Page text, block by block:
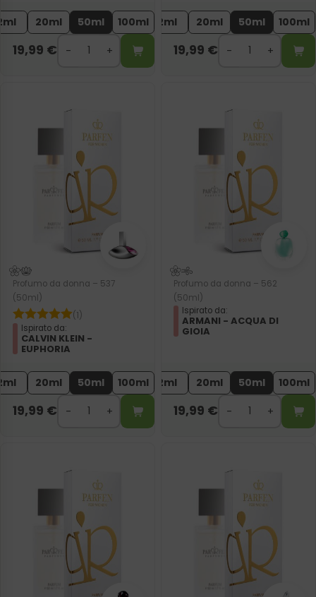
20ml 50ml 100ml
19,99 €
2ml 20ml 50ml 100ml
19,99 €
Profumo da donna – 537
(50ml)
(1)
Ispirato da:
CALVIN KLEIN -
EUPHORIA
20ml 50ml 100ml
19,99 €
Profumo da donna – 562
(50ml)
Ispirato da:
ARMANI - ACQUA DI
GIOIA
2ml 20ml 50ml 100ml
19,99 €